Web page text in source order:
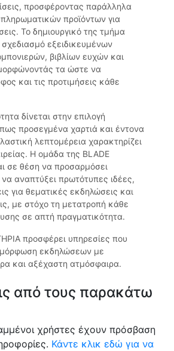
προσφέροντας παράλληλα
προϊόντων για
Το δημιουργικό της τμήμα
εξειδικευμένων
βιβλίων ευχών και
τα ώστε να
και τις προτιμήσεις κάθε
δίνεται στην επιλογή
προσεγμένα χαρτιά και έντονα
λεπτομέρεια χαρακτηρίζει
Η ομάδα της BLADE
σε θέση να προσαρμόσει
αναπτύξει πρωτότυπες ιδέες,
για θεματικές εκδηλώσεις και
με στόχο τη μετατροπή κάθε
σε απτή πραγματικότητα.
προσφέρει υπηρεσίες που
εκδηλώσεων με
και αξέχαστη ατμόσφαιρα.
από τους παρακάτω
χρήστες έχουν πρόσβαση
Κάντε κλικ εδώ για να